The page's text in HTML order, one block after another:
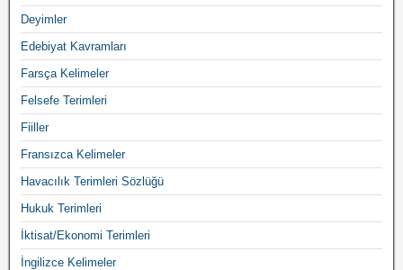
Deyimler
Edebiyat Kavramları
Farsça Kelimeler
Felsefe Terimleri
Fiiller
Fransızca Kelimeler
Havacılık Terimleri Sözlüğü
Hukuk Terimleri
İktisat/Ekonomi Terimleri
İngilizce Kelimeler